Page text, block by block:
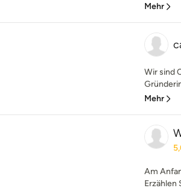
Mehr
Wir sind
Mehr
Am
Erzählen